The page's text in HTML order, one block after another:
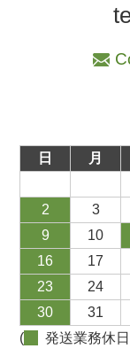
日
月
2
3
9
10
16
17
23
24
30
31
(
発送業務休